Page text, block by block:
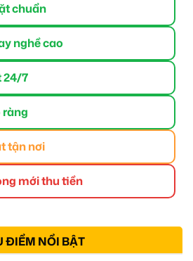
chuẩn
nghề cao
24/7
ràng
tận nơi
mới thu tiền
ĐIỂM NỔI BẬT